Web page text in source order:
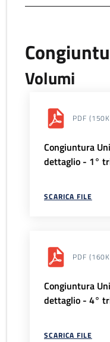
Volumi
PDF
Congiuntura
dettaglio - 1°
SCARICA FILE
PDF
Congiuntura
dettaglio - 4°
SCARICA FILE